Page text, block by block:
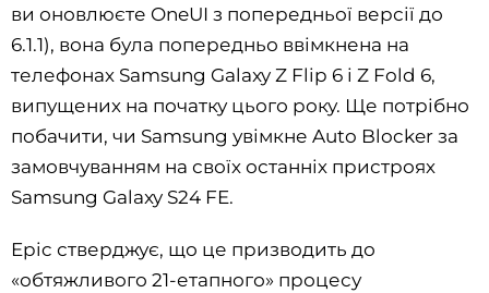
ви оновлюєте OneUI з попередньої версії до
6.1.1), вона була попередньо ввімкнена на
телефонах Samsung Galaxy Z Flip 6 і Z Fold 6,
випущених на початку цього року. Ще потрібно
побачити, чи Samsung увімкне Auto Blocker за
замовчуванням на своїх останніх пристроях
Samsung Galaxy S24 FE.
Epic стверджує, що це призводить до
«обтяжливого 21-етапного» процесу